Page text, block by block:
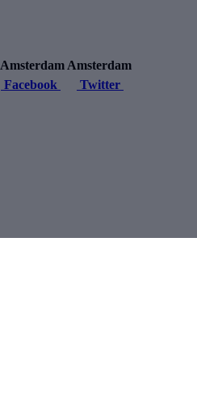
Amsterdam
Facebook
Twitter